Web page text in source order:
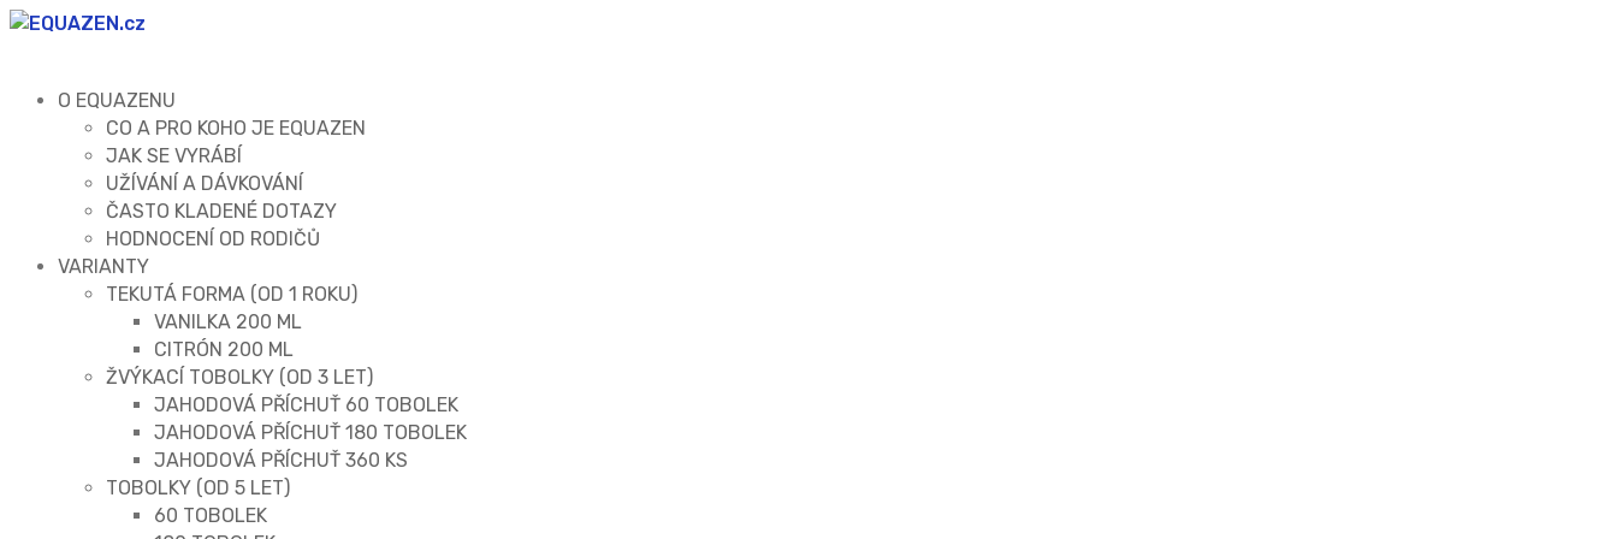
O EQUAZENU
CO A PRO KOHO JE EQUAZEN
JAK SE VYRÁBÍ
UŽÍVÁNÍ A DÁVKOVÁNÍ
ČASTO KLADENÉ DOTAZY
HODNOCENÍ OD RODIČŮ
VARIANTY
TEKUTÁ FORMA (OD 1 ROKU)
VANILKA 200 ML
CITRÓN 200 ML
ŽVÝKACÍ TOBOLKY (OD 3 LET)
JAHODOVÁ PŘÍCHUŤ 60 TOBOLEK
JAHODOVÁ PŘÍCHUŤ 180 TOBOLEK
JAHODOVÁ PŘÍCHUŤ 360 KS
TOBOLKY (OD 5 LET)
60 TOBOLEK